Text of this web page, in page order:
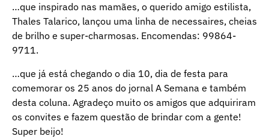
…que inspirado nas mamães, o querido amigo estilista,
Thales Talarico, lançou uma linha de necessaires, cheias
de brilho e super-charmosas. Encomendas: 99864-
9711.
…que já está chegando o dia 10, dia de festa para
comemorar os 25 anos do jornal A Semana e também
desta coluna. Agradeço muito os amigos que adquiriram
os convites e fazem questão de brindar com a gente!
Super beijo!